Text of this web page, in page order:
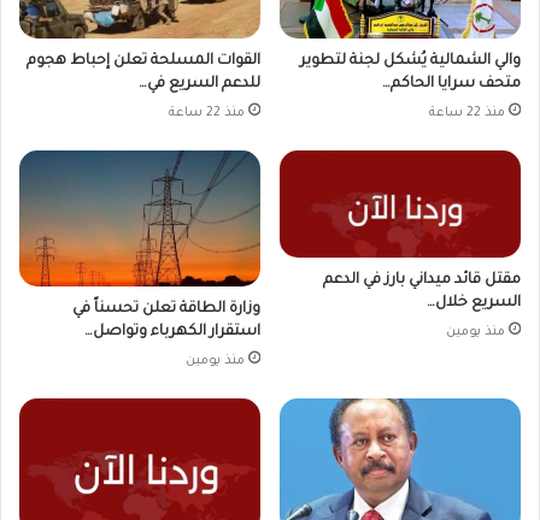
والي الشمالية يُشكل لجنة لتطوير
متحف سرايا الحاكم…
منذ 22 ساعة
القوات المسلحة تعلن إحباط هجوم
للدعم السريع في…
منذ 22 ساعة
مقتل قائد ميداني بارز في الدعم
السريع خلال…
منذ يومين
وزارة الطاقة تعلن تحسناً في
استقرار الكهرباء وتواصل…
منذ يومين